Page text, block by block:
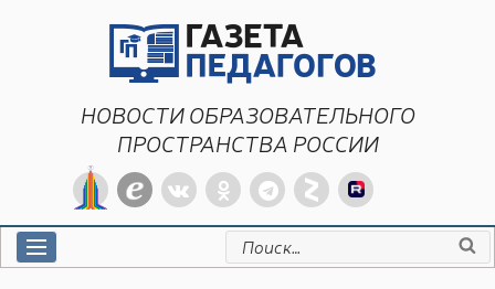
НОВОСТИ ОБРАЗОВАТЕЛЬНОГО
ПРОСТРАНСТВА РОССИИ
Искать: